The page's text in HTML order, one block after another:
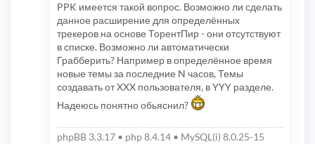
PPK имеется такой вопрос. Возможно ли сделать
данное расширение для определённых
трекеров на основе ТорентПир - они отсутствуют
в списке. Возможно ли автоматически
Грабберить? Например в определённое время
новые темы за последние N часов, Темы
создавать от XXX пользователя, в YYY разделе.
Надеюсь понятно обьяснил?
phpBB 3.3.17 • php 8.4.14 • MySQL(i) 8.0.25-15